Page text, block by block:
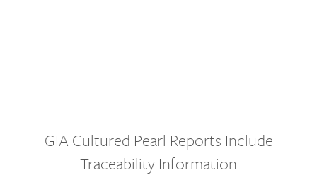
GIA Cultured Pearl Reports Include
Traceability Information